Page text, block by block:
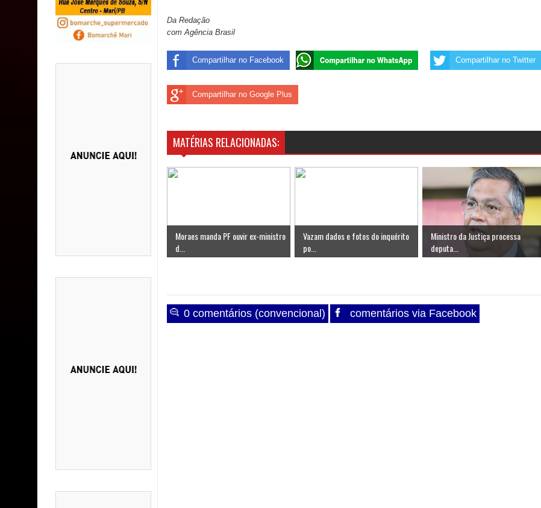
Da Redação
com Agência Brasil
Compartilhar no Facebook Compartilhar no Twitter
Compartilhar no Google Plus
MATÉRIAS RELACIONADAS:
Moraes manda PF ouvir ex-ministro
d...
Vazam dados e fotos do inquérito
po...
Ministro da Justiça processa
deputa...
0 comentários (convencional) comentários via Facebook